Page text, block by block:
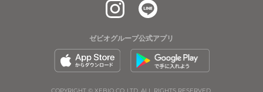
ゼビオグループ公式アプリ